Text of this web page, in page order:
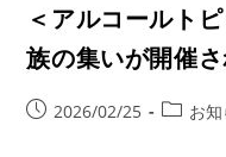
＜アルコールト
族の集いが開催
2026/02/25 お